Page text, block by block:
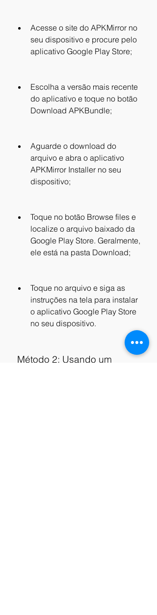
Acesse o site do APKMirror no
seu dispositivo e procure pelo
aplicativo Google Play Store;
Escolha a versão mais recente
do aplicativo e toque no botão
Download APKBundle;
Aguarde o download do
arquivo e abra o aplicativo
APKMirror Installer no seu
dispositivo;
Toque no botão Browse files e
localize o arquivo baixado da
Google Play Store. Geralmente,
ele está na pasta Download;
Toque no arquivo e siga as
instruções na tela para instalar
o aplicativo Google Play Store
no seu dispositivo.